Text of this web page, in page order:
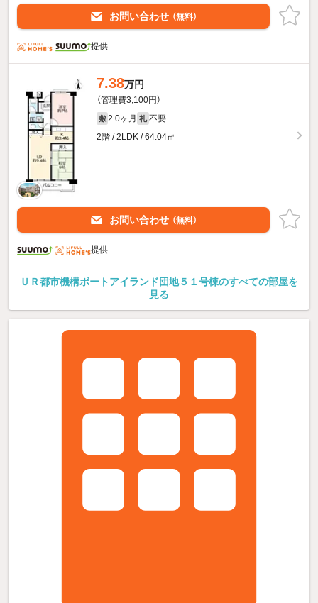
お問い合わせ （無料）
提供
7.38万円
（管理費3,100円）
敷 2.0ヶ月 礼 不要
2階 / 2LDK / 64.04㎡
お問い合わせ （無料）
提供
ＵＲ都市機構ポートアイランド団地５１号棟のすべての部屋を
見る